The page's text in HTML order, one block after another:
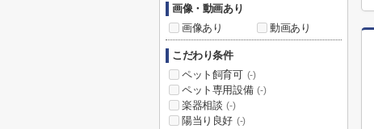
画像・動画あり
画像あり
動画あり
こだわり条件
ペット飼育可 (-)
ペット専用設備 (-)
楽器相談 (-)
陽当り良好 (-)